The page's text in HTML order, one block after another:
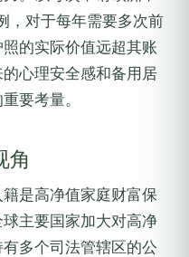
，对于每年需要多次前
的实际价值远超其账
心理安全感和备用居
要考量。
角
是高净值家庭财富保
主要国家加大对高净
多个司法管辖区的公